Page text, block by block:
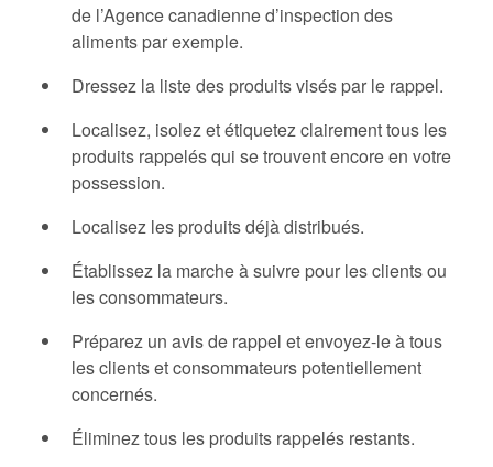
de l’Agence canadienne d’inspection des
aliments par exemple.
Dressez la liste des produits visés par le rappel.
Localisez, isolez et étiquetez clairement tous les
produits rappelés qui se trouvent encore en votre
possession.
Localisez les produits déjà distribués.
Établissez la marche à suivre pour les clients ou
les consommateurs.
Préparez un avis de rappel et envoyez-le à tous
les clients et consommateurs potentiellement
concernés.
Éliminez tous les produits rappelés restants.